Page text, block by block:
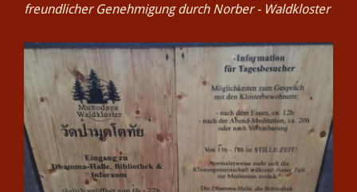
freundlicher Genehmigung durch Norber - Waldkloster